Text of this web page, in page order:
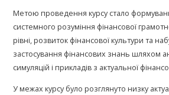
Метою проведення курсу стало
системного розуміння фінансової
рівні, розвиток фінансової культури та
застосування фінансових знань шляхом
симуляцій і прикладів з актуальної
У межах курсу було розглянуто низку